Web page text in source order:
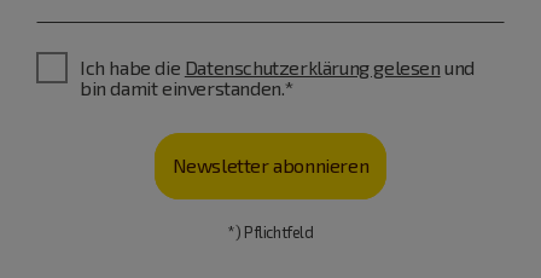
Ich habe die Datenschutzerklärung gelesen und
bin damit einverstanden.*
Newsletter abonnieren
*) Pflichtfeld